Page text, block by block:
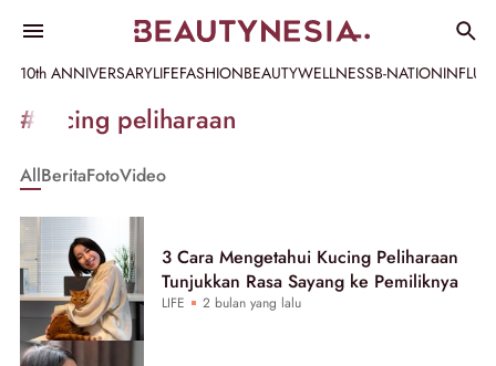
10th ANNIVERSARYLIFEFASHIONBEAUTYWELLNESSB-NATION
Informasi
[GET_DATA_TITLE]
Beautynesia
#kucing peliharaan
AllBeritaFotoVideo
3 Cara Mengetahui Kucing Peliharaan
Tunjukkan Rasa Sayang ke Pemiliknya
LIFE 2 bulan yang lalu